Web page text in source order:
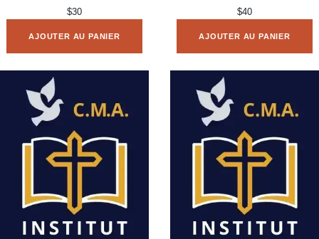
$30
AJOUTER AU PANIER
$40
AJOUTER AU PANIER